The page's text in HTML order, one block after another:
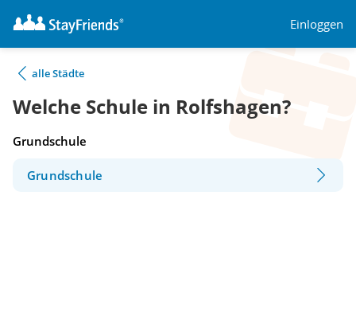
Einloggen
alle Städte
Welche Schule in Rolfshagen?
Grundschule
Grundschule